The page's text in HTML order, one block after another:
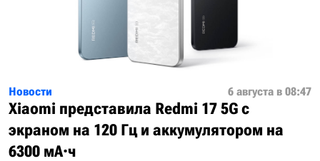
Новости 6 августа в 08:47
Xiaomi представила Redmi 17 5G с
экраном на 120 Гц и аккумулятором на
6300 мА·ч